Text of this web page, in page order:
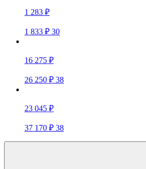
1 283 ₽
1 833 ₽ 30
16 275 ₽
26 250 ₽ 38
23 045 ₽
37 170 ₽ 38